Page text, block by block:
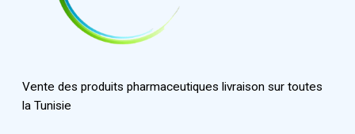
Vente des produits pharmaceutiques livraison sur toutes
la Tunisie